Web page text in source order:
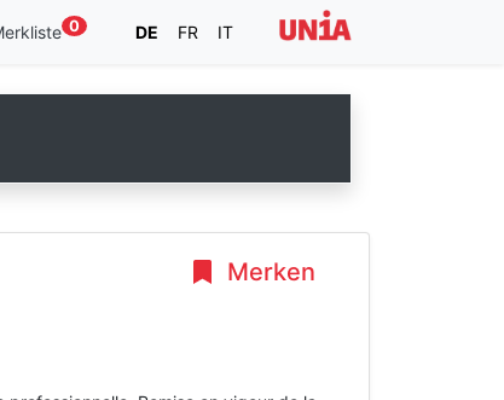
0 DE FR IT
Merken